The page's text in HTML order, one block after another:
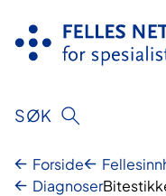
innhold
SØK
Forside
Diagnoser